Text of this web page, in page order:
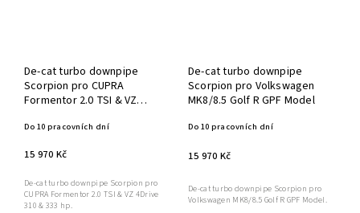
De-cat turbo downpipe
Scorpion pro CUPRA
Formentor 2.0 TSI & VZ
Do 10 pracovních dní
15 970 Kč
De-cat turbo downpipe Scorpion pro
CUPRA Formentor 2.0 TSI & VZ 4Drive
310 & 333 hp.
De-cat turbo downpipe
Scorpion pro Volkswagen
MK8/8.5 Golf R GPF Model
Do 10 pracovních dní
15 970 Kč
De-cat turbo downpipe Scorpion pro
Volkswagen MK8/8.5 Golf R GPF Model.